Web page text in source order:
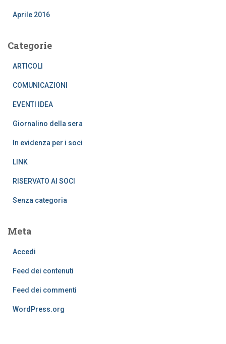
Aprile 2016
Categorie
ARTICOLI
COMUNICAZIONI
EVENTI IDEA
Giornalino della sera
In evidenza per i soci
LINK
RISERVATO AI SOCI
Senza categoria
Meta
Accedi
Feed dei contenuti
Feed dei commenti
WordPress.org